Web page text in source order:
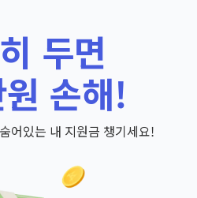
두면
손해!
어있는 내 지원금 챙기세요!